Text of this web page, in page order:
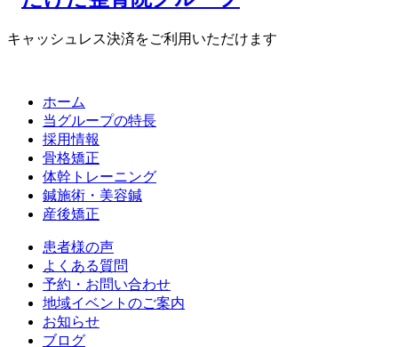
キャッシュレス決済をご利用いただけます
ホーム
当グループの特長
採用情報
骨格矯正
体幹トレーニング
鍼施術・美容鍼
産後矯正
患者様の声
よくある質問
予約・お問い合わせ
地域イベントのご案内
お知らせ
ブログ